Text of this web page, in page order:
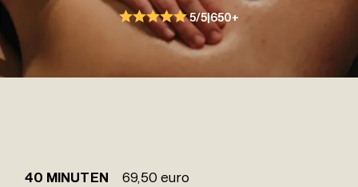
5/5|650+
40 MINUTEN
69,50 euro